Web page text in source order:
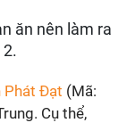
Phát Đạt (Mã:
Cụ thể,